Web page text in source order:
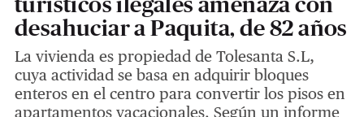
desahuciar a Paquita, de 82 años
La vivienda es propiedad de Tolesanta S.L,
cuya actividad se basa en adquirir bloques
enteros en el centro para convertir los pisos en
apartamentos vacacionales. Según un informe